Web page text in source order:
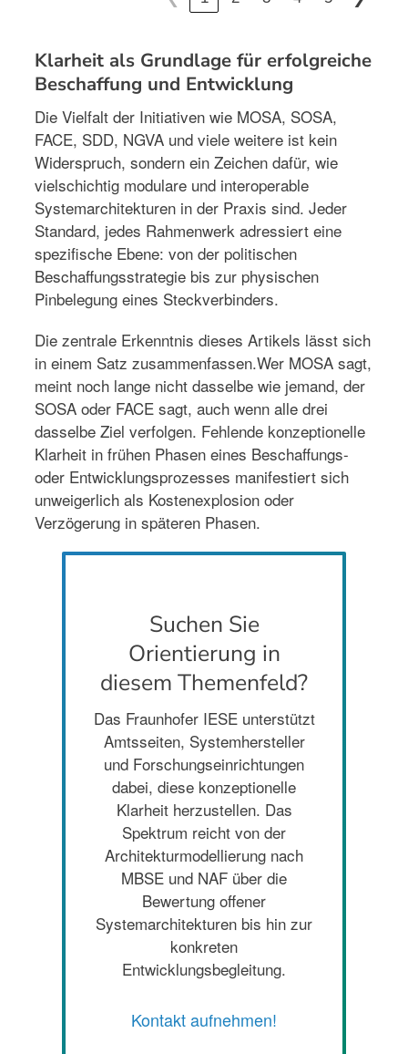
Klarheit als Grundlage für erfolgreiche
Beschaffung und Entwicklung
Die Vielfalt der Initiativen wie MOSA, SOSA,
FACE, SDD, NGVA und viele weitere ist kein
Widerspruch, sondern ein Zeichen dafür, wie
vielschichtig modulare und interoperable
Systemarchitekturen in der Praxis sind. Jeder
Standard, jedes Rahmenwerk adressiert eine
spezifische Ebene: von der politischen
Beschaffungsstrategie bis zur physischen
Pinbelegung eines Steckverbinders.
Die zentrale Erkenntnis dieses Artikels lässt sich
in einem Satz zusammenfassen.Wer MOSA sagt,
meint noch lange nicht dasselbe wie jemand, der
SOSA oder FACE sagt, auch wenn alle drei
dasselbe Ziel verfolgen. Fehlende konzeptionelle
Klarheit in frühen Phasen eines Beschaffungs-
oder Entwicklungsprozesses manifestiert sich
unweigerlich als Kostenexplosion oder
Verzögerung in späteren Phasen.
Suchen Sie
Orientierung in
diesem Themenfeld?
Das Fraunhofer IESE unterstützt
Amtsseiten, Systemhersteller
und Forschungseinrichtungen
dabei, diese konzeptionelle
Klarheit herzustellen. Das
Spektrum reicht von der
Architekturmodellierung nach
MBSE und NAF über die
Bewertung offener
Systemarchitekturen bis hin zur
konkreten
Entwicklungsbegleitung.
Kontakt aufnehmen!